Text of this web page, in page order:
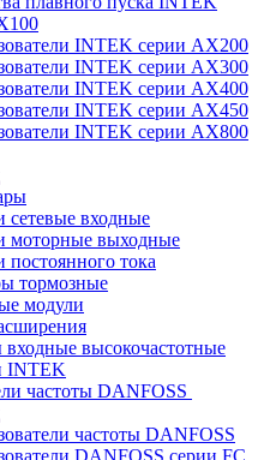
INTEK серии AX200
INTEK серии AX300
INTEK серии AX400
INTEK серии AX450
INTEK серии AX800
сетевые входные
моторные выходные
постоянного тока
тормозные
модули
высокочастотные
INTEK
частоты DANFOSS
частоты DANFOSS
DANFOSS серии FC